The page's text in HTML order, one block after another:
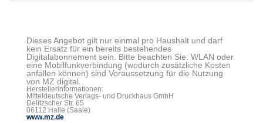
Dieses Angebot gilt nur einmal pro Haushalt und darf
kein Ersatz für ein bereits bestehendes
Digitalabonnement sein. Bitte beachten Sie: WLAN oder
eine Mobilfunkverbindung (wodurch zusätzliche Kosten
anfallen können) sind Voraussetzung für die Nutzung
von MZ digital.
Herstellerinformationen:
Mitteldeutsche Verlags- und Druckhaus GmbH
Delitzscher Str. 65
06112 Halle (Saale)
www.mz.de